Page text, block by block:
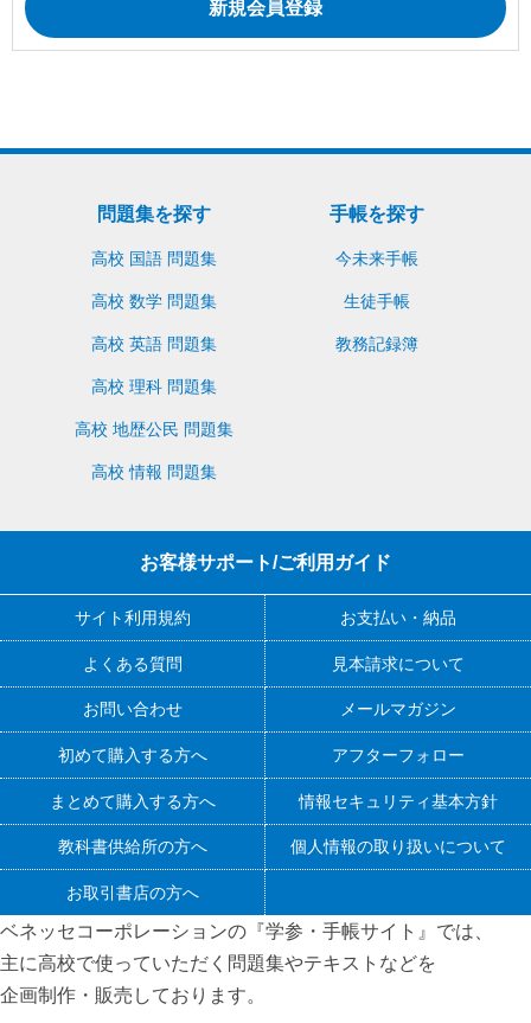
問題集を探す
高校 国語 問題集
高校 数学 問題集
高校 英語 問題集
高校 理科 問題集
高校 地歴公民 問題集
高校 情報 問題集
手帳を探す
今未来手帳
生徒手帳
教務記録簿
お客様サポート/ご利用ガイド
サイト利用規約 お支払い・納品
よくある質問 見本請求について
お問い合わせ メールマガジン
初めて購入する方へ アフターフォロー
まとめて購入する方へ 情報セキュリティ基本方針
教科書供給所の方へ 個人情報の取り扱いについて
お取引書店の方へ
ベネッセコーポレーションの『学参・手帳サイト』 では、
主に高校で使っていただく問題集やテキストなどを
企画制作・販売しております。